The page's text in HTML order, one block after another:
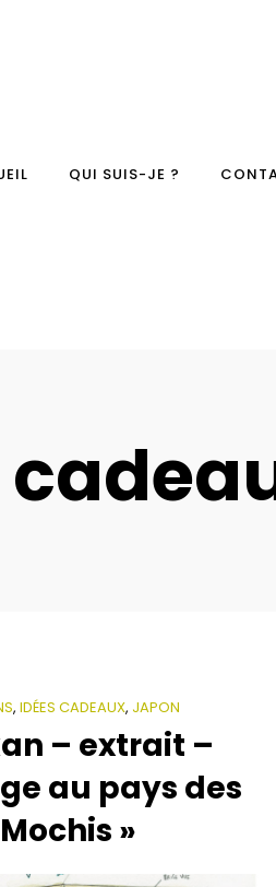
QUI SUIS-JE ?
, IDÉES CADEAUX, JAPON
– extrait –
au pays des
Mochis »